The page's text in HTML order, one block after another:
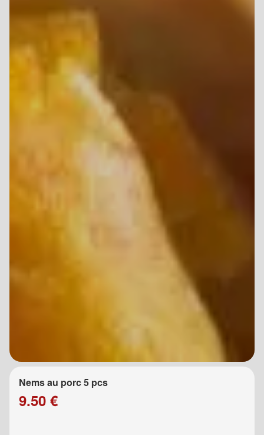
Nems au porc 5 pcs
9.50 €